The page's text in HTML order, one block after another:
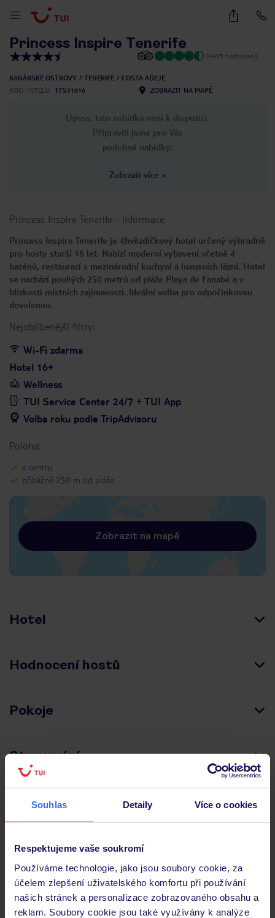
Souhlas Detaily Více o cookies
Respektujeme vaše soukromí
Používáme technologie, jako jsou soubory cookie, za
účelem zlepšení uživatelského komfortu při používání
našich stránek a personalizace zobrazovaného obsahu a
reklam. Soubory cookie jsou také využívány k analýze
56
Princess Inspire Tenerife
(4495 hodnocení)
KANÁRSKÉ OSTROVY TENERIFE
COSTA ADEJE
KÓD HOTELU
TFS31016 ZOBRAZIT NA MAPĚ
Upsss, tato nabídka není k dispozici.
Připravili jsme pro Vás
podobné nabídky:
Zobrazit více »
Princess Inspire Tenerife - informace
Princess Inspire Tenerife je 4hvězdičkový hotel určený výhradně
pro hosty starší 16 let. Nabízí moderní vybavení včetně 4
bazénů, restaurací s mezinárodní kuchyní a luxusních lázní. Hotel
se nachází pouhých 250 metrů od pláže Playa de Fanabé a v
blízkosti místních zajímavostí. Ideální volba pro odpočinkovou
dovolenou.
Nejoblíbenější filtry:
Wi-Fi zdarma
Hotel 16+
Wellness
TUI Service Center 24/7 + TUI App
Volba roku podle TripAdvisoru
Poloha:
v centru
přibližně 250 m od pláže
Zobrazit na mapě
Hotel
Hodnocení hostů
Pokoje
Stravování
Důležité informace
Často kladené otázky
Jaké doklady jsou potřebné při cestování?
Budeme ubytováni ihned po příjezdu do hotelu?
Kam jít po přistání a vyzvednutí zavazadel?